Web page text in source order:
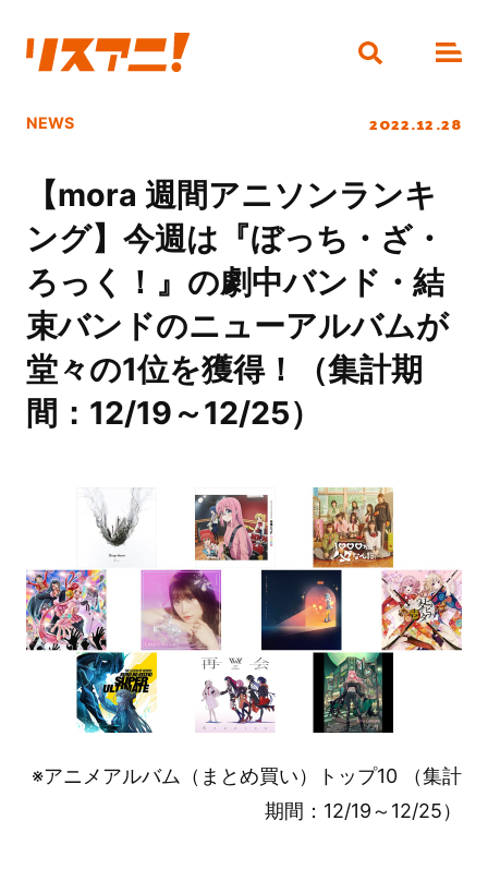
NEWS 2022.12.28
【mora 週間アニソンランキ
ング】今週は『ぼっち・ざ・
ろっく！』の劇中バンド・結
束バンドのニューアルバムが
堂々の1位を獲得！（集計期
間：12/19～12/25）
※アニメアルバム（まとめ買い）トップ10 （集計
期間：12/19～12/25）